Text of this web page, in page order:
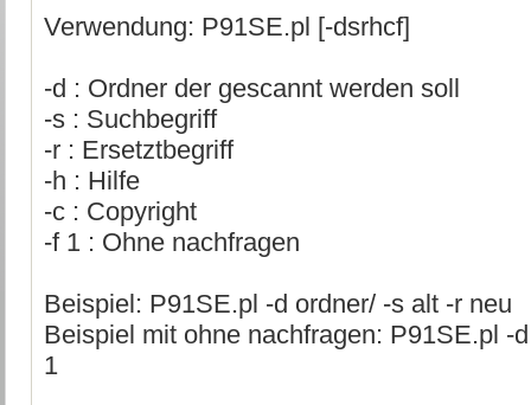
Verwendung: P91SE.pl [-dsrhcf]
-d : Ordner der gescannt werden soll
-s : Suchbegriff
-r : Ersetztbegriff
-h : Hilfe
-c : Copyright
-f 1 : Ohne nachfragen
Beispiel: P91SE.pl -d ordner/ -s alt -r neu
Beispiel mit ohne nachfragen: P91SE.pl -
1